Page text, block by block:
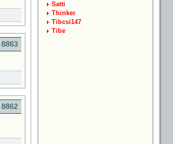
8863
8862
Satti
Thinker
Tibcsi147
Tibe